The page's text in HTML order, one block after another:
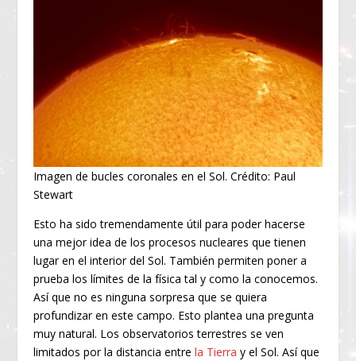
Imagen de bucles coronales en el Sol. Crédito: Paul
Stewart
Esto ha sido tremendamente útil para poder hacerse
una mejor idea de los procesos nucleares que tienen
lugar en el interior del Sol. También permiten poner a
prueba los límites de la física tal y como la conocemos.
Así que no es ninguna sorpresa que se quiera
profundizar en este campo. Esto plantea una pregunta
muy natural. Los observatorios terrestres se ven
limitados por la distancia entrela Tierra y el Sol. Así que